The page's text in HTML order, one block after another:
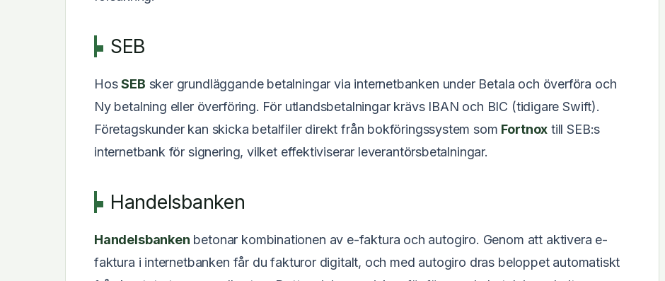
SEB
HosSEB sker grundläggande betalningar via internetbanken under Betala och överföra och
Ny betalning eller överföring. För utlandsbetalningar krävs IBAN och BIC (tidigare Swift).
Företagskunder kan skicka betalfiler direkt från bokföringssystem som Fortnox till SEB:s
internetbank för signering, vilket effektiviserar leverantörsbetalningar.
Handelsbanken
Handelsbanken betonar kombinationen av e-faktura och autogiro. Genom att aktivera e-
faktura i internetbanken får du fakturor digitalt, och med autogiro dras beloppet automatiskt